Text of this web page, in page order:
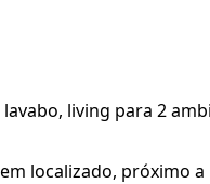
living para 2
localizado, próximo